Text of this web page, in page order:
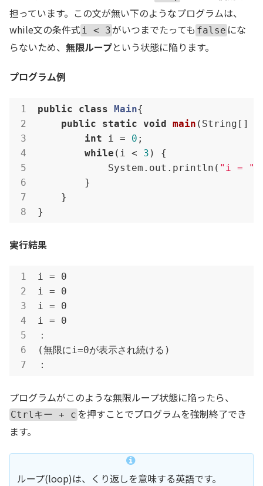
担っています。この文が無い下のようなプログラムは、
while文の条件式 i < 3がいつまでたっても false にな
らないため、 無限ループという状態に陥ります。
プログラム例
public class Main{
public
static void main (String[]
int i = 0 ;
while (i < 3 ) {
            System.out.println(
"i = "
        }
    }
}
実行結果
i = 0
i = 0
i = 0
i = 0
：
(無限にi=0が表示され続ける)
：
プログラムがこのような無限ループ状態に陥ったら、
Ctrlキー + c を押すことでプログラムを強制終了でき
ます。
ループ(loop)は、くり返しを意味する英語です。